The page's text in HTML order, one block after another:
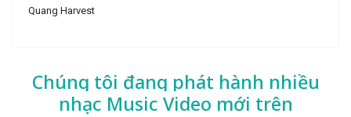
Quang Harvest
Chúng tôi đang phát hành nhiều
nhạc Music Video mới trên